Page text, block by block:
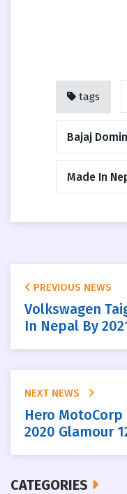
tags
Bajaj
Made In
PREVIOUS NEWS
Volkswagen
In Nepal By
NEXT NEWS
Hero
2020 Glamour
CATEGORIES